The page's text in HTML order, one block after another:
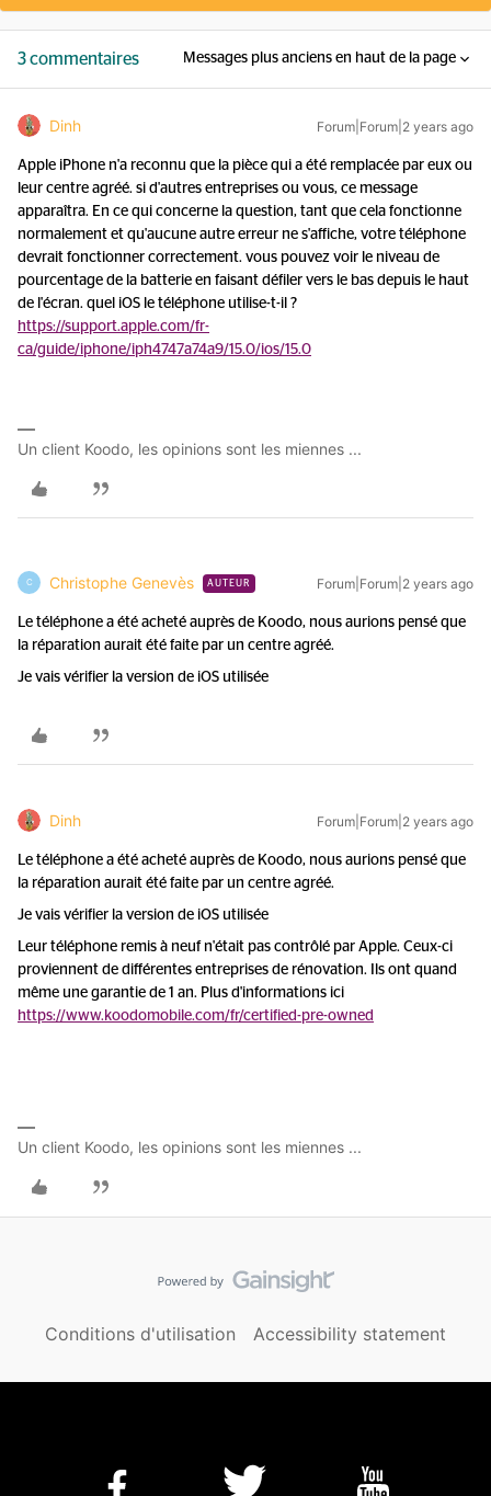
3 commentaires Messages plus anciens en haut de la page
Dinh Forum|Forum|2 years ago
Apple iPhone n'a reconnu que la pièce qui a été remplacée par eux ou
leur centre agréé. si d'autres entreprises ou vous, ce message
apparaîtra. En ce qui concerne la question, tant que cela fonctionne
normalement et qu'aucune autre erreur ne s'affiche, votre téléphone
devrait fonctionner correctement. vous pouvez voir le niveau de
pourcentage de la batterie en faisant défiler vers le bas depuis le haut
de l'écran. quel iOS le téléphone utilise-t-il ?
https://support.apple.com/fr-
ca/guide/iphone/iph4747a74a9/15.0/ios/15.0
Un client Koodo, les opinions sont les miennes ...
C Christophe Genevès AUTEUR Forum|Forum|2 years ago
Le téléphone a été acheté auprès de Koodo, nous aurions pensé que
la réparation aurait été faite par un centre agréé.
Je vais vérifier la version de iOS utilisée
Dinh Forum|Forum|2 years ago
Le téléphone a été acheté auprès de Koodo, nous aurions pensé que
la réparation aurait été faite par un centre agréé.
Je vais vérifier la version de iOS utilisée
Leur téléphone remis à neuf n'était pas contrôlé par Apple. Ceux-ci
proviennent de différentes entreprises de rénovation. Ils ont quand
même une garantie de 1 an. Plus d'informations ici
https://www.koodomobile.com/fr/certified-pre-owned
Un client Koodo, les opinions sont les miennes ...
Conditions d'utilisation Accessibility statement